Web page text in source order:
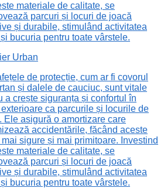
materiale de calitate, se
parcuri și locuri de joacă
și durabile, stimulând activitatea
bucuria pentru toate vârstele.
Urban
de protecție, cum ar fi covorul
și dalele de cauciuc, sunt vitale
a crește siguranța și confortul în
ca parcurile și locurile de
Ele asigură o amortizare care
accidentările, făcând aceste
mai sigure și mai primitoare. Investind
materiale de calitate, se
parcuri și locuri de joacă
și durabile, stimulând activitatea
bucuria pentru toate vârstele.